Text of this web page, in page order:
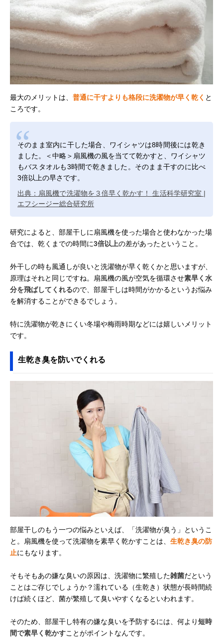
最大のメリットは、 普通に干すよりも格段に洗濯物が早く乾く と
ころです。
そのまま室内に干した場合、ワイシャツは8時間後には乾き
ました。＜中略＞扇風機の風を当てて乾かすと、ワイシャツ
もバスタオルも3時間で乾きました。そのまま干すのに比べ
3倍以上の早さです。
出典：扇風機で洗濯物を３倍早く乾かす！ 生活科学研究室 |
エフシージー総合研究所
研究によると、部屋干しに扇風機を使った場合と使わなかった場
合では、乾くまでの時間に3倍以上の差があったということ。
外干しの時も風通しが良いと洗濯物が早く乾くかと思いますが、
原理はそれと同じですね。扇風機の風が空気を循環させ素早く水
分を飛ばしてくれるので、部屋干しは時間がかかるというお悩み
を解消することができるでしょう。
特に洗濯物が乾きにくい冬場や梅雨時期などには嬉しいメリット
です。
生乾き臭を防いでくれる
部屋干しのもう一つの悩みといえば、「洗濯物が臭う」というこ
と。扇風機を使って洗濯物を素早く乾かすことは、 生乾き臭の防
止にもなります。
そもそもあの嫌な臭いの原因は、洗濯物に繁殖した雑菌だという
ことはご存じでしょうか？濡れている（生乾き）状態が長時間続
けば続くほど、菌が繁殖して臭いやすくなるといわれます。
そのため、部屋干し特有の嫌な臭いを予防するには、何より短時
間で素早く乾かすことがポイントなんです。